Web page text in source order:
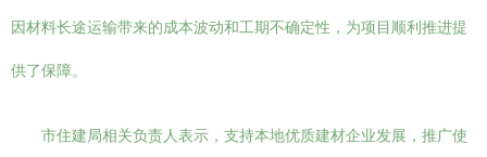
因材料长途运输带来的成本波动和工期不确定性，为项目顺利推进提
供了保障。
市住建局相关负责人表示，支持本地优质建材企业发展，推广使